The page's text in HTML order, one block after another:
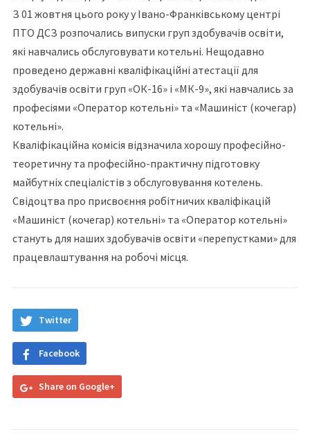
З 01 жовтня цього року у Івано-Франківському центрі
ПТО ДСЗ розпочались випуски груп здобувачів освіти,
які навчались обслуговувати котельні. Нещодавно
проведено державні кваліфікаційні атестації для
здобувачів освіти груп «ОК-16» і «МК-9», які навчались за
професіями «Оператор котельні» та «Машиніст (кочегар)
котельні».
Кваліфікаційна комісія відзначила хорошу професійно-
теоретичну та професійно-практичну підготовку
майбутніх спеціалістів з обслуговування котелень.
Свідоцтва про присвоєння робітничих кваліфікацій
«Машиніст (кочегар) котельні» та «Оператор котельні»
стануть для наших здобувачів освіти «перепустками» для
працевлаштування на робочі місця.
Twitter
Facebook
Share on Google+